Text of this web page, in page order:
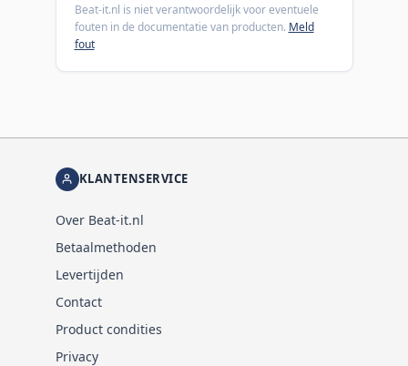
Beat-it.nl is niet verantwoordelijk voor eventuele
fouten in de documentatie van producten. Meld
fout
KLANTENSERVICE
Over Beat-it.nl
Betaalmethoden
Levertijden
Contact
Product condities
Privacy